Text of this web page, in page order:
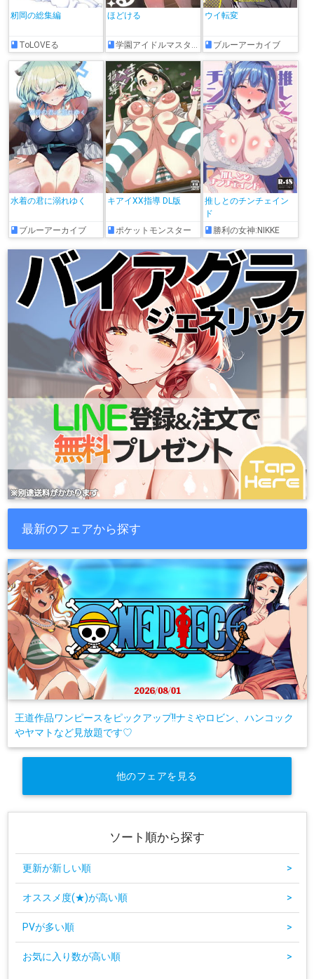
籾岡の総集編
ToLOVEる
ほどける
学園アイドルマスター
ウイ転変
ブルーアーカイブ
水着の君に溺れゆく
ブルーアーカイブ
キアイXX指導 DL版
ポケットモンスター
推しとのチンチェイン
ド
勝利の女神:NIKKE
最新のフェアから探す
王道作品ワンピースをピックアップ!!ナミやロビン、ハンコック
やヤマトなど見放題です♡
他のフェアを見る
ソート順から探す
更新が新しい順 >
オススメ度(★)が高い順 >
PVが多い順 >
お気に入り数が高い順 >